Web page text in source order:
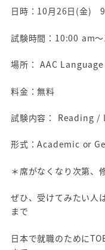
日時：10月26日(金)
試験時間：10:00 am
場所： AAC
料金：無料
試験内容： Reading
形式：Academic or
＊席がなくなり次第、
ぜひ、受けてみたい人
まで
日本で就職のために